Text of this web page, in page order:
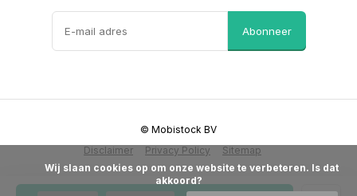
Abonneer
Disclaimer Privacy Policy Sitemap
© Mobistock BV
akkoord?